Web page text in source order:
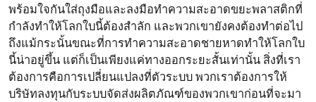
พร้อมใจกันใส่ถุงมือและลงมือทำความสะอาดขยะพลาสติกที่
กำลังทำให้โลกใบนี้ต้องสำลัก และพวกเขายังคงต้องทำต่อไป
ถึงแม้กระนั้นขณะที่การทำความสะอาดชายหาดทำให้โลกใบ
นี้น่าอยู่ขึ้น แต่ก็เป็นเพียงแค่ทางออกระยะสั้นเท่านั้น สิ่งที่เรา
ต้องการคือการเปลี่ยนแปลงที่ตัวระบบ พวกเราต้องการให้
บริษัทลงทุนกับระบบจัดส่งผลิตภัณฑ์ของพวกเขาก่อนที่จะมา